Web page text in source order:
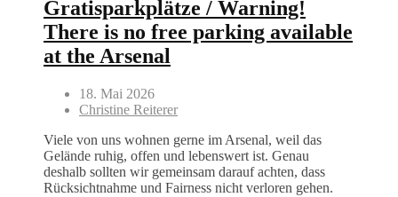
Gratisparkplätze / Warning!
There is no free parking available
at the Arsenal
18. Mai 2026
Christine Reiterer
Viele von uns wohnen gerne im Arsenal, weil das
Gelände ruhig, offen und lebenswert ist. Genau
deshalb sollten wir gemeinsam darauf achten, dass
Rücksichtnahme und Fairness nicht verloren gehen.